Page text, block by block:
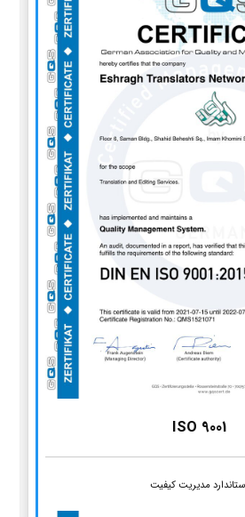
ISO 9001
مدیریت کیفیت